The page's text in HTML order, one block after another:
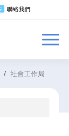
聯絡我們
/ 社會工作局